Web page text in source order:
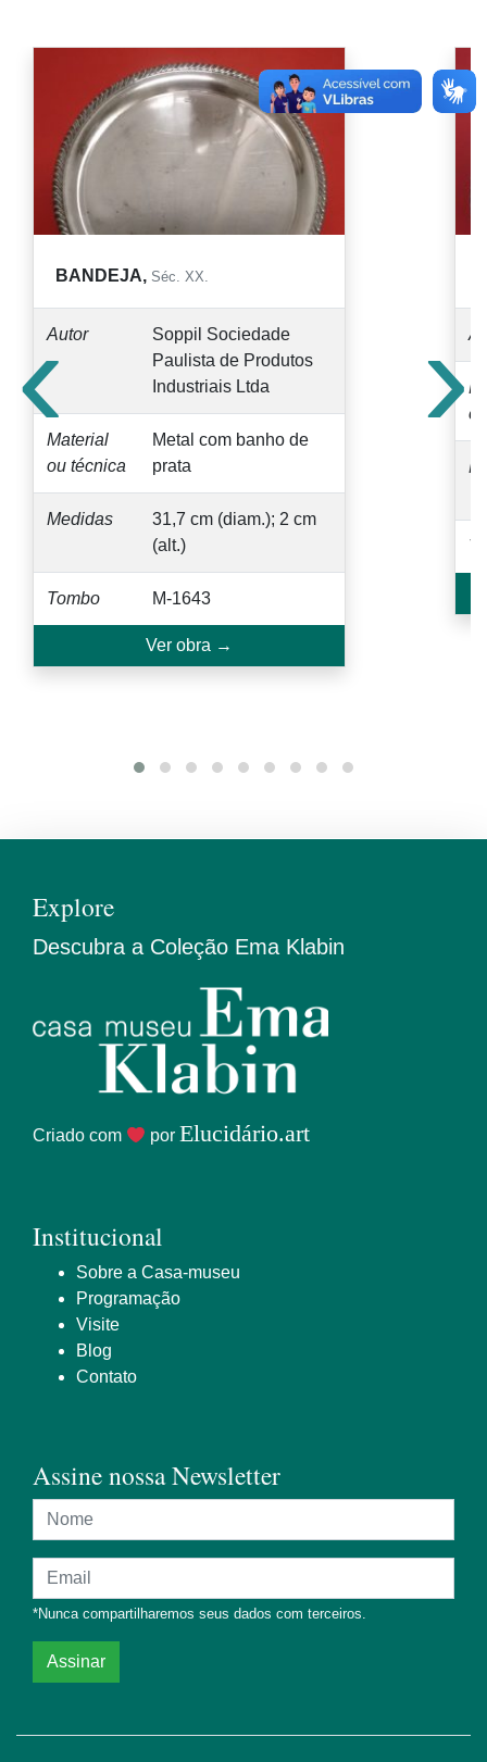
BANDEJA, Séc. XX.
Autor
Soppil Sociedade
Paulista de Produtos
Industriais Ltda
Material
ou técnica
Metal com banho de
prata
Medidas
31,7 cm (diam.); 2 cm
(alt.)
Tombo M-1643
Ver obra →
‹ ›
Explore
Descubra a Coleção Ema Klabin
Criado com por Elucidário.art
Institucional
Sobre a Casa-museu
Programação
Visite
Blog
Contato
Assine nossa Newsletter
Nome
Endereço de e-mail
*Nunca compartilharemos seus dados com terceiros.
Assinar